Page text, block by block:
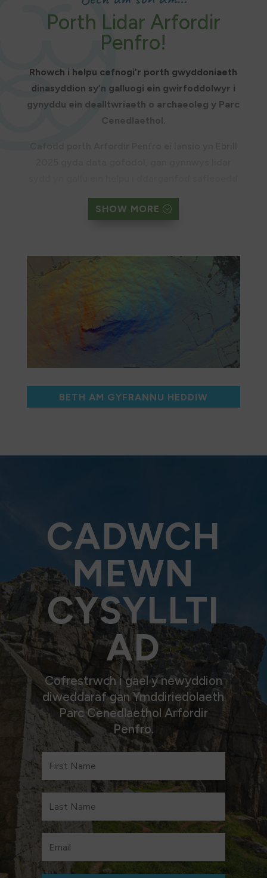
Porth Lidar Arfordir
Penfro!
Rhowch i helpu cefnogi’r porth gwyddoniaeth
dinasyddion sy’n galluogi ein gwirfoddolwyr i
gynyddu ein dealltwriaeth o archaeoleg y Parc
Cenedlaethol.
amdan safleoedd gwybyddus.
newydd. Mae hyn yn helpu cynyddu ein
dealltwriaeth o nodweddion archaeolegol yn y
wybodaeth yma i well edrych ar ôl treftadaeth
archaeolegol, mae hefyd yn gallu siapio
cyfeiriad ymchwil.
wedi datblygu modiwlau dysgu a chynnal
sesiynau hyfforddi ar-lein.
dirPenfroLidarPortal
Trwy roi, fedrwch helpu i gefnogi’r porth a
chostau cysylltiedig. Mi fydd hyn hefyd yn ein
helpu i ddatblygu’r porth yn bellach.
SHOW MORE
BETH AM GYFRANNU HEDDIW
CADWCH
MEWN
CYSYLLTI
AD
Cofrestrwch i gael y newyddion
diweddaraf gan Ymddiriedolaeth
Parc Cenedlaethol Arfordir
Penfro.